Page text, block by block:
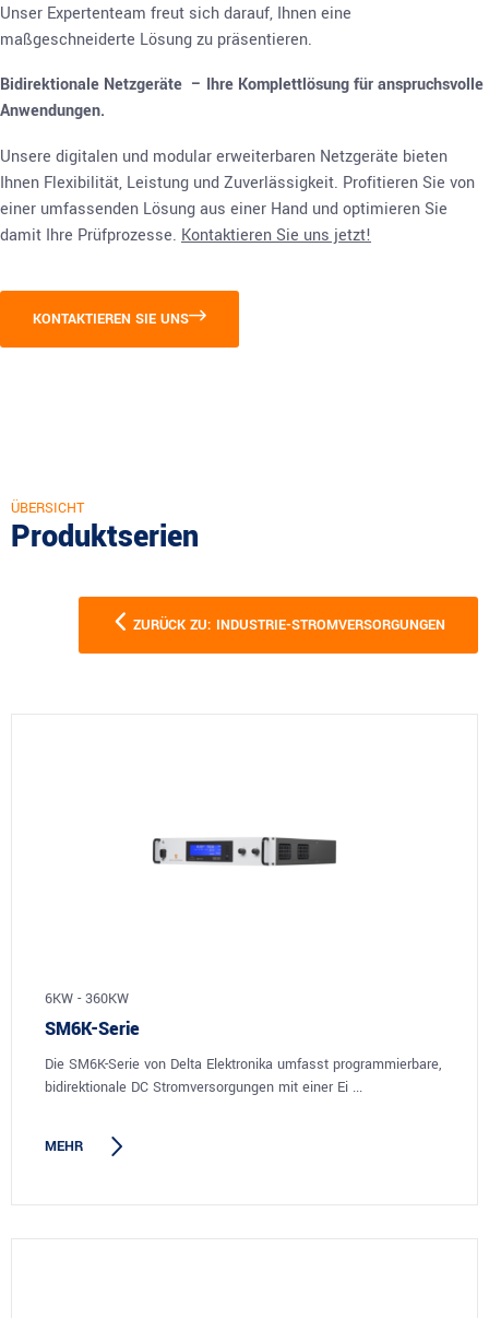
Unser Expertenteam freut sich darauf, Ihnen eine
maßgeschneiderte Lösung zu präsentieren.
Bidirektionale Netzgeräte – Ihre Komplettlösung für anspruchsvolle
Anwendungen.
Unsere digitalen und modular erweiterbaren Netzgeräte bieten
Ihnen Flexibilität, Leistung und Zuverlässigkeit. Profitieren Sie von
einer umfassenden Lösung aus einer Hand und optimieren Sie
damit Ihre Prüfprozesse. Kontaktieren Sie uns jetzt!
KONTAKTIEREN SIE UNS
ÜBERSICHT
Produktserien
ZURÜCK ZU: INDUSTRIE-STROMVERSORGUNGEN
6KW - 360KW
SM6K-Serie
Die SM6K-Serie von Delta Elektronika umfasst programmierbare,
bidirektionale DC Stromversorgungen mit einer Ei ...
MEHR